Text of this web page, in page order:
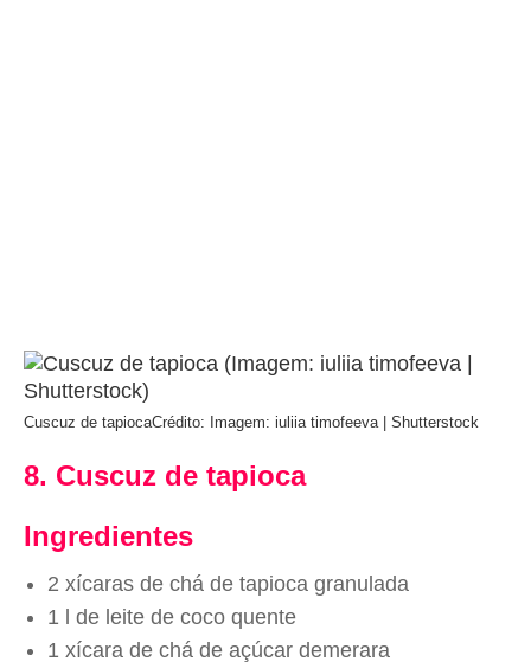
Cuscuz de tapiocaCrédito: Imagem: iuliia timofeeva | Shutterstock
8. Cuscuz de tapioca
Ingredientes
2 xícaras de chá de tapioca granulada
1 l de leite de coco quente
1 xícara de chá de açúcar demerara